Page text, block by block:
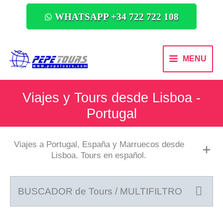
WHATSAPP +34 722 722 108
MENU
Viajes y Tours desde Lisboa -
Portugal
Viajes a Portugal, España y Marruecos desde
Lisboa. Tours en español.
BUSCADOR de Tours / MULTIFILTRO